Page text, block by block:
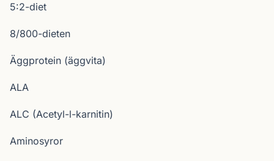
5:2-diet
8/800-dieten
Äggprotein (äggvita)
ALA
ALC (Acetyl-l-karnitin)
Aminosyror